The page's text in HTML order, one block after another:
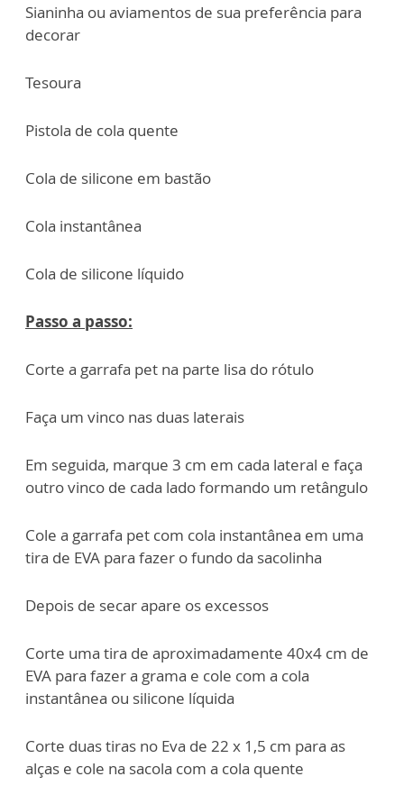
Sianinha ou aviamentos de sua preferência para
decorar
Tesoura
Pistola de cola quente
Cola de silicone em bastão
Cola instantânea
Cola de silicone líquido
Passo a passo:
Corte a garrafa pet na parte lisa do rótulo
Faça um vinco nas duas laterais
Em seguida, marque 3 cm em cada lateral e faça
outro vinco de cada lado formando um retângulo
Cole a garrafa pet com cola instantânea em uma
tira de EVA para fazer o fundo da sacolinha
Depois de secar apare os excessos
Corte uma tira de aproximadamente 40x4 cm de
EVA para fazer a grama e cole com a cola
instantânea ou silicone líquida
Corte duas tiras no Eva de 22 x 1,5 cm para as
alças e cole na sacola com a cola quente